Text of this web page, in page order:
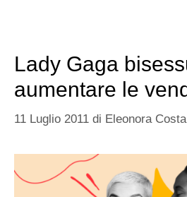
Lady Gaga
aumentare le
11 Luglio 2011 di Eleonora Costa